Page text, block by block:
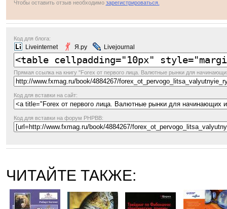
Чтобы оставить отзыв необходимо зарегистрироваться.
Код для блога:
Liveinternet Я.ру Livejournal
Прямая ссылкана книгу "Forex от первого лица. Валютные рынки для
Код для вставки на сайт:
Код для вставки на форум PHPBB:
ЧИТАЙТЕ ТАКЖЕ: